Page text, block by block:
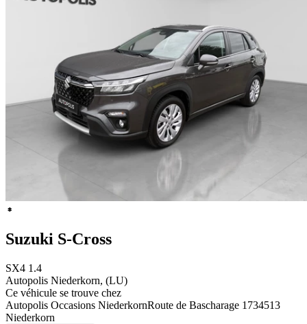
Suzuki S-Cross
SX4 1.4
Autopolis Niederkorn, (LU)
Ce véhicule se trouve chez
Autopolis Occasions NiederkornRoute de Bascharage 1734513
Niederkorn